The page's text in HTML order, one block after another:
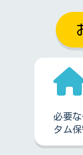
必要
タム保